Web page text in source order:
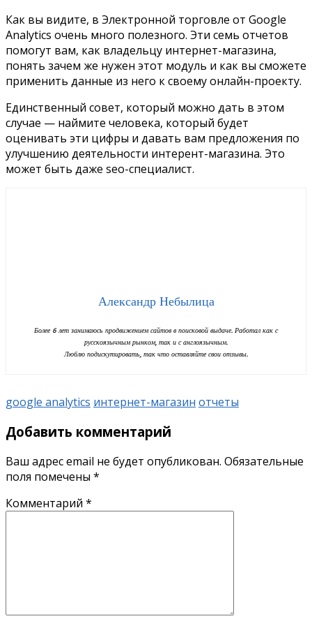
Как вы видите, в Электронной торговле от Google
Analytics очень много полезного. Эти семь отчетов
помогут вам, как владельцу интернет-магазина,
понять зачем же нужен этот модуль и как вы сможете
применить данные из него к своему онлайн-проекту.
Единственный совет, который можно дать в этом
случае — наймите человека, который будет
оценивать эти цифры и давать вам предложения по
улучшению деятельности интерент-магазина. Это
может быть даже seo-специалист.
Александр Небылица
Более 6 лет занимаюсь продвижением сайтов в поисковой выдаче. Работал как с
русскоязычным рынком, так и с англоязычным.
Люблю подискутировать, так что оставляйте свои отзывы.
google analytics интернет-магазин отчеты
Добавить комментарий
Ваш адрес email не будет опубликован. Обязательные
поля помечены *
Комментарий *